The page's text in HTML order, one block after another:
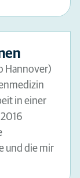
Hannover)
in einer
und die mir